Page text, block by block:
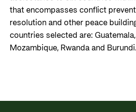
that encompasses conflict
resolution and other peace
countries selected are:
Mozambique, Rwanda and Burundi.